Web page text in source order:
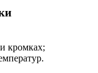
кромках;